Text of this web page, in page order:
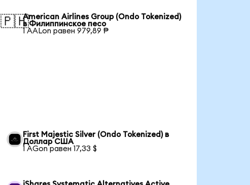
🇵🇭American Airlines Group (Ondo Tokenized)
в Филиппинское песо
1 AALon равен 979,89 ₱
First Majestic Silver (Ondo Tokenized) в
Доллар США
1 AGon равен 17,33 $